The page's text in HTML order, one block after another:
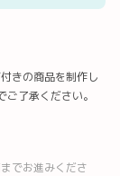
きの商品を制作し
了承ください。
でお進みくださ